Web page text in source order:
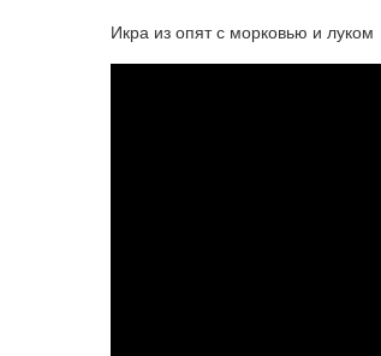
Икра из опят с морковью и луком